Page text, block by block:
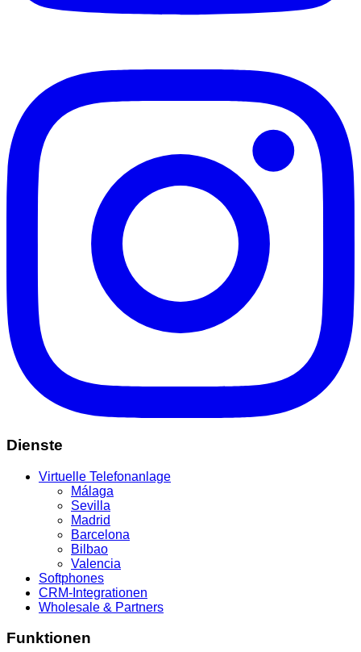
Dienste
Virtuelle Telefonanlage
Málaga
Sevilla
Madrid
Barcelona
Bilbao
Valencia
Softphones
CRM-Integrationen
Wholesale & Partners
Funktionen